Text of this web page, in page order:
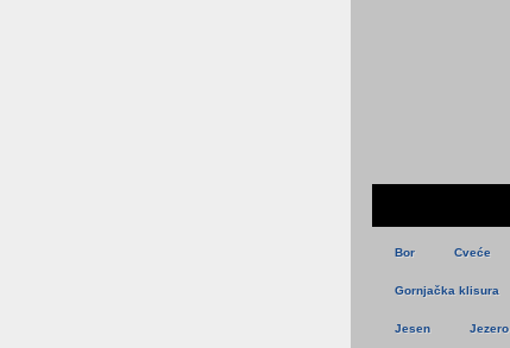
Bor Cveće
Gornjačka klisura
Jesen Jezero